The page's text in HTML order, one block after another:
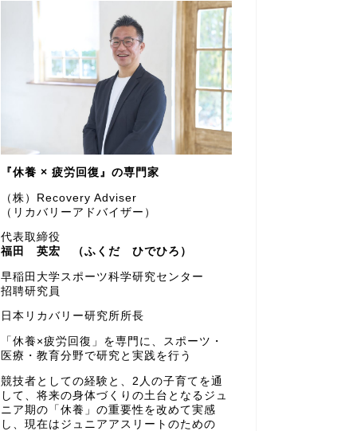
『休養 × 疲労回復』の専門家
（株）Recovery Adviser
（リカバリーアドバイザー）
代表取締役
福田 英宏 （ふくだ ひでひろ）
早稲田大学スポーツ科学研究センター
招聘研究員
日本リカバリー研究所所長
「休養×疲労回復」を専門に、スポーツ・
医療・教育分野で研究と実践を行う
競技者としての経験と、2人の子育てを通
して、将来の身体づくりの土台となるジュ
ニア期の「休養」の重要性を改めて実感
し、現在はジュニアアスリートのための